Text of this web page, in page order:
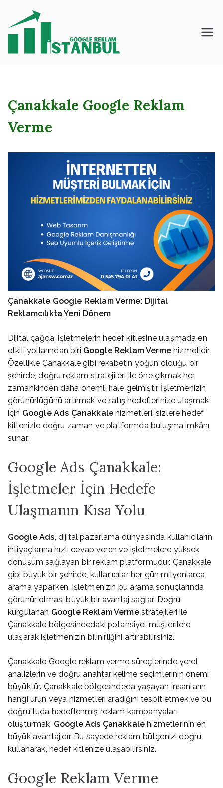
İstanbul – Google
Çanakkale Google Reklam
Verme
Çanakkale Google Reklam Verme: Dijital
Reklamcılıkta Yeni Dönem
Dijital çağda, işletmelerin hedef kitlesine ulaşmada en
etkili yollarından biri Google Reklam Vermehizmetidir.
Özellikle Çanakkale gibi rekabetin yoğun olduğu bir
şehirde, doğru reklam stratejileri ile öne çıkmak her
zamankinden daha önemli hale gelmiştir. İşletmenizin
görünürlüğünü artırmak ve satış hedeflerinize ulaşmak
için Google Ads Çanakkale hizmetleri, sizlere hedef
kitlenizle doğru zaman ve platformda buluşma imkânı
sunar.
Google Ads Çanakkale:
İşletmeler İçin Hedefe
Ulaşmanın Kısa Yolu
Google Ads, dijital pazarlama dünyasında kullanıcıların
ihtiyaçlarına hızlı cevap veren ve işletmelere yüksek
dönüşüm sağlayan bir reklam platformudur. Çanakkale
gibi büyük bir şehirde, kullanıcılar her gün milyonlarca
arama yaparken, işletmenizin bu arama sonuçlarında
görünür olması büyük bir avantaj sağlar. Doğru
kurgulanan Google Reklam Vermestratejileri ile
Çanakkale bölgesindedaki potansiyel müşterilere
ulaşarak işletmenizin bilinirliğini artırabilirsiniz.
Çanakkale Google reklam verme süreçlerinde yerel
analizlerin ve doğru anahtar kelime seçimlerinin önemi
büyüktür. Çanakkale bölgesindeda yaşayan insanların
hangi ürün veya hizmetleri aradığını tespit etmek ve bu
doğrultuda hedeflenmiş reklam kampanyaları
oluşturmak, Google Ads Çanakkale hizmetlerinin en
büyük avantajıdır. Bu sayede reklam bütçenizi doğru
kullanarak, hedef kitlenize ulaşabilirsiniz.
Google Reklam Verme